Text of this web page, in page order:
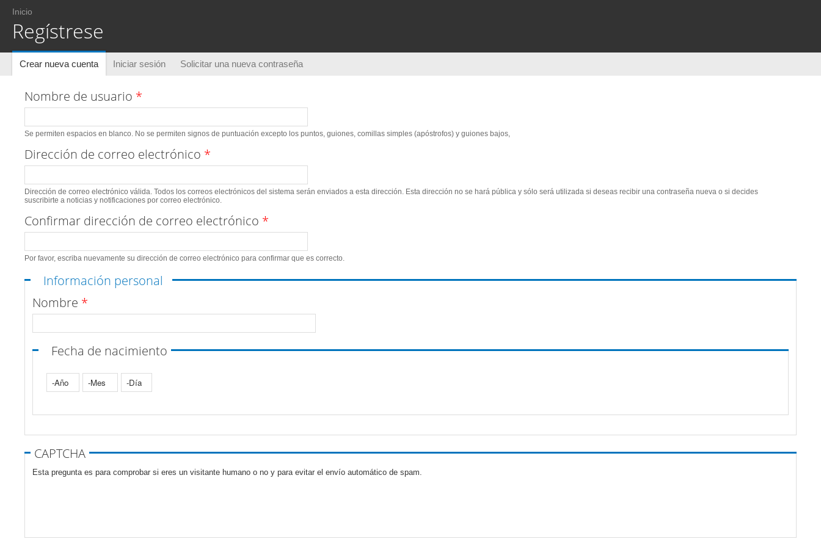
Usted está aquí
Inicio
Regístrese
Solapas principales
Crear nueva cuenta (solapa activa)
Iniciar sesión Solicitar una nueva contraseña
Nombre de usuario *
Se permiten espacios en blanco. No se permiten signos de puntuación excepto los puntos, guiones, comillas simples (apóstrofos) y guiones bajos,
Dirección de correo electrónico *
Dirección de correo electrónico válida. Todos los correos electrónicos del sistema serán enviados a esta dirección. Esta dirección no se hará pública y sólo será utilizada si deseas recibir una contraseña nueva o si decides
suscribirte a noticias y notificaciones por correo electrónico.
Confirmar dirección de correo electrónico *
Por favor, escriba nuevamente su dirección de correo electrónico para confirmar que es correcto.
Ocultar
Información personal
Nombre *
Fecha de nacimiento
Año
Mes Día
Pestañas verticales
CAPTCHA
Esta pregunta es para comprobar si eres un visitante humano o no y para evitar el envío automático de spam.